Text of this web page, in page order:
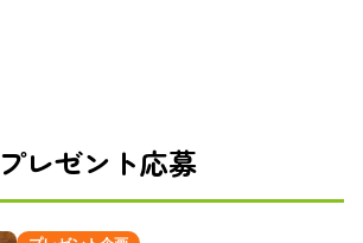
プレゼント応募